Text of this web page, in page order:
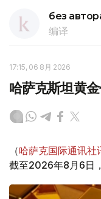
без
编译
17:15, 06 8月 2026
哈萨克斯坦黄
（哈萨克国际通讯社
截至2026年8月6日